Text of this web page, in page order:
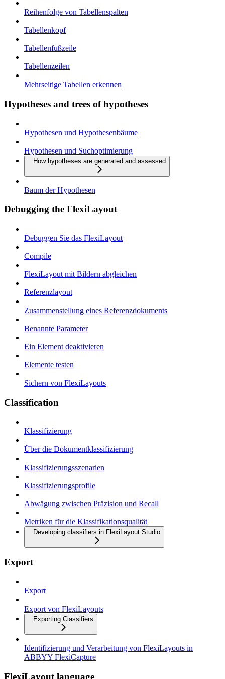
Reihenfolge von Tabellenspalten
Tabellenkopf
Tabellenfußzeile
Tabellenzeilen
Mehrseitige Tabellen erkennen
Hypotheses and trees of hypotheses
Hypothesen und Hypothesenbäume
Hypothesen und Suchoptimierung
How hypotheses are generated and assessed
Baum der Hypothesen
Debugging the FlexiLayout
Debuggen Sie das FlexiLayout
Compile
FlexiLayout mit Bildern abgleichen
Referenzlayout
Zusammenstellung eines Referenzdokuments
Benannte Parameter
Ein Element deaktivieren
Elemente testen
Sichern von FlexiLayouts
Classification
Klassifizierung
Über die Dokumentklassifizierung
Klassifizierungsszenarien
Klassifizierungsprofile
Abwägung zwischen Präzision und Recall
Metriken für die Klassifikationsqualität
Developing classifiers in FlexiLayout Studio
Export
Export
Export von FlexiLayouts
Exporting Classifiers
Identifizierung und Verarbeitung von FlexiLayouts in
ABBYY FlexiCapture
FlexiLayout language